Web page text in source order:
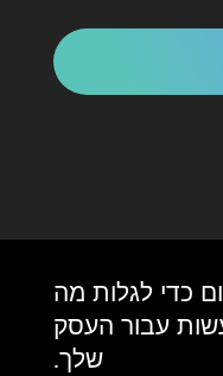
כדי לגלות מה
עבור העסק
שלך.